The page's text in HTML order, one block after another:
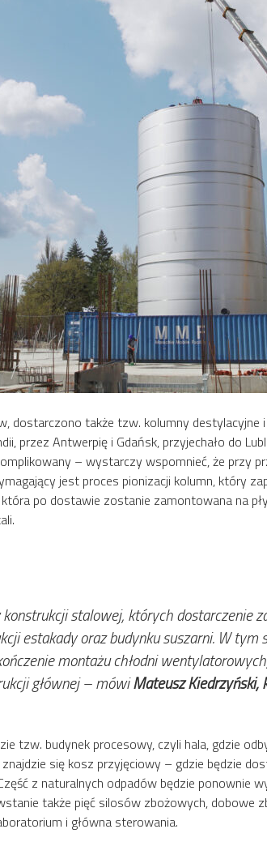
dostarczono także tzw. kolumny
przez Antwerpię i Gdańsk, przyjechało do
– wystarczy wspomnieć, że przy
jest proces pionizacji kolumn, który
po dostawie zostanie zamontowana na
stalowej, których dostarczenie
estakady oraz budynku suszarni. W
montażu chłodni
głównej – mówiMateusz Kiedrzyński,
tzw. budynek procesowy, czyli hala, gdzie
się kosz przyjęciowy – gdzie będzie
z naturalnych odpadów będzie ponownie
także pięć silosów zbożowych, dobowe
i główna sterowania.